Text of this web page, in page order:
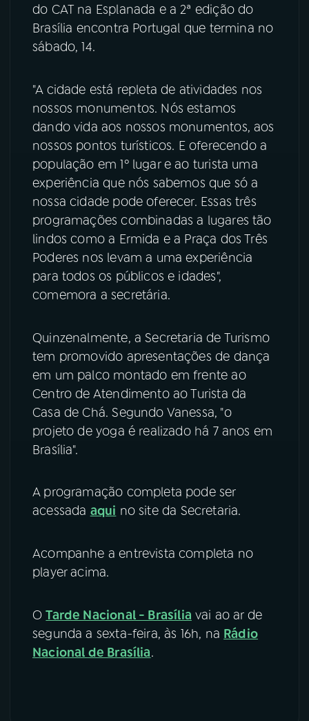
Instagram
TikTok
do CAT na Esplanada e a 2ª edição do
Brasília encontra Portugal que termina no
sábado, 14.
"A cidade está repleta de atividades nos
nossos monumentos. Nós estamos
dando vida aos nossos monumentos, aos
nossos pontos turísticos. E oferecendo a
população em 1º lugar e ao turista uma
experiência que nós sabemos que só a
nossa cidade pode oferecer. Essas três
programações combinadas a lugares tão
lindos como a Ermida e a Praça dos Três
Poderes nos levam a uma experiência
para todos os públicos e idades",
comemora a secretária.
Quinzenalmente, a Secretaria de Turismo
tem promovido apresentações de dança
em um palco montado em frente ao
Centro de Atendimento ao Turista da
Casa de Chá. Segundo Vanessa, "o
projeto de yoga é realizado há 7 anos em
Brasília".
A programação completa pode ser
acessada aqui no site da Secretaria.
Acompanhe a entrevista completa no
player acima.
OTarde Nacional - Brasília vai ao ar de
segunda a sexta-feira, às 16h, na Rádio
Nacional de Brasília.